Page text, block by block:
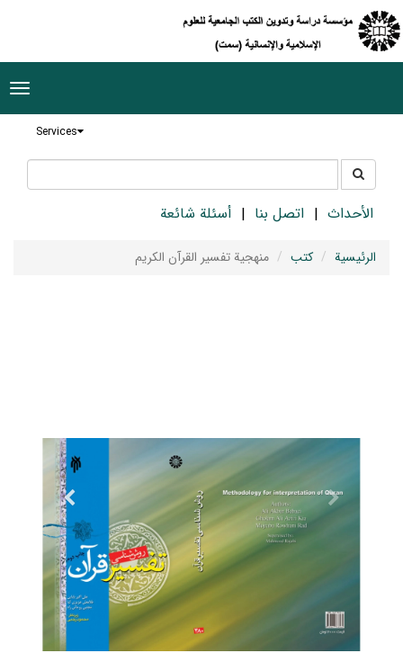
Services
جستجو
در
سایتالأحداث اتصل بنا أسئلة شائعة
الرئيسية كتب منهجية تفسير القرآن الكريم